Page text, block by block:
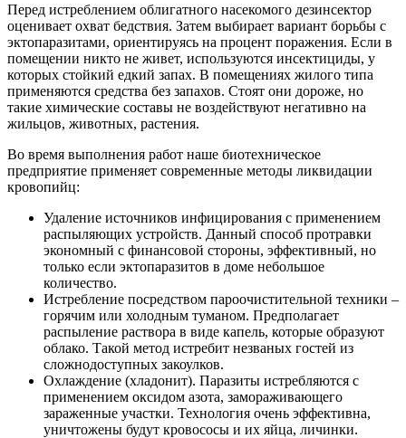
Перед истреблением облигатного насекомого дезинсектор
оценивает охват бедствия. Затем выбирает вариант борьбы с
эктопаразитами, ориентируясь на процент поражения. Если в
помещении никто не живет, используются инсектициды, у
которых стойкий едкий запах. В помещениях жилого типа
применяются средства без запахов. Стоят они дороже, но
такие химические составы не воздействуют негативно на
жильцов, животных, растения.
Во время выполнения работ наше биотехническое
предприятие применяет современные методы ликвидации
кровопийц:
Удаление источников инфицирования с применением
распыляющих устройств. Данный способ протравки
экономный с финансовой стороны, эффективный, но
только если эктопаразитов в доме небольшое
количество.
Истребление посредством пароочистительной техники –
горячим или холодным туманом. Предполагает
распыление раствора в виде капель, которые образуют
облако. Такой метод истребит незваных гостей из
сложнодоступных закоулков.
Охлаждение (хладонит). Паразиты истребляются с
применением оксидом азота, замораживающего
зараженные участки. Технология очень эффективна,
уничтожены будут кровососы и их яйца, личинки.